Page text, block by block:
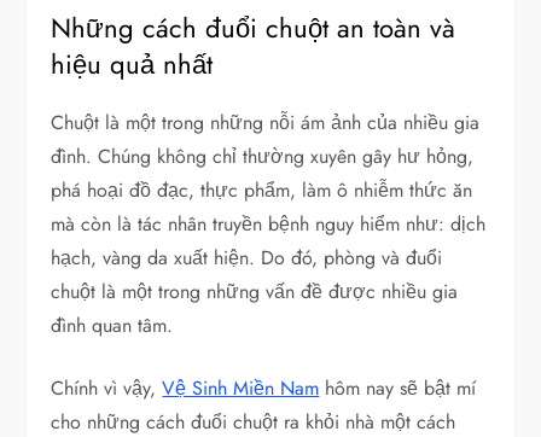
Những cách đuổi chuột an toàn và
hiệu quả nhất
Chuột là một trong những nỗi ám ảnh của nhiều gia
đình. Chúng không chỉ thường xuyên gây hư hỏng,
phá hoại đồ đạc, thực phẩm, làm ô nhiễm thức ăn
mà còn là tác nhân truyền bệnh nguy hiểm như: dịch
hạch, vàng da xuất hiện. Do đó, phòng và đuổi
chuột là một trong những vấn đề được nhiều gia
đình quan tâm.
Chính vì vậy,Vệ Sinh Miền Nam hôm nay sẽ bật mí
cho những cách đuổi chuột ra khỏi nhà một cách